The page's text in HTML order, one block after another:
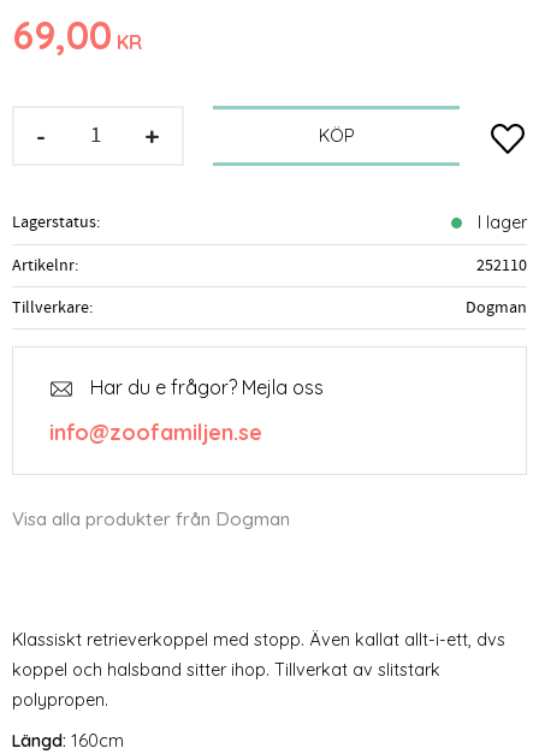
69,00 KR
+
- KÖP
Lagerstatus I lager
Artikelnr
252110
Tillverkare
Dogman
Har du e frågor? Mejla oss
info@zoofamiljen.se
Visa alla produkter från Dogman
Klassiskt retrieverkoppel med stopp. Även kallat allt-i-ett, dvs
koppel och halsband sitter ihop. Tillverkat av slitstark
polypropen.
Längd: 160cm